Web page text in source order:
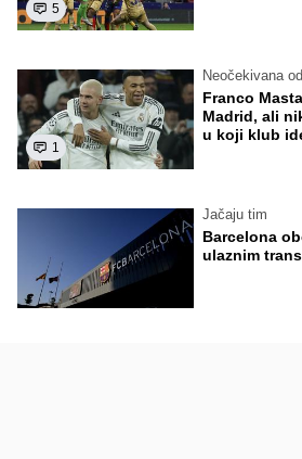
5
1
Neočekivana
Franco
Madrid, ali
u koji klub
Jačaju tim
Barcelona
ulaznim